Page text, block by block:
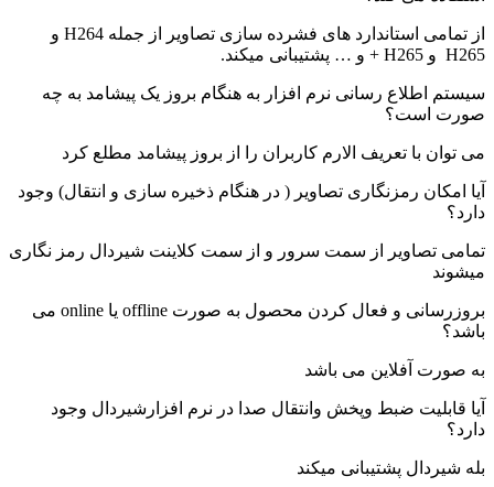
از تمامی استاندارد های فشرده سازی تصاویر از جمله H264 و
H265 و H265 + و … پشتیبانی میکند.
سیستم اطلاع رسانی نرم افزار به هنگام بروز یک پیشامد به چه
صورت است؟
می توان با تعریف الارم کاربران را از بروز پیشامد مطلع کرد
آیا امکان رمزنگاری تصاویر ( در هنگام ذخیره سازی و انتقال) وجود
دارد؟
تمامی تصاویر از سمت سرور و از سمت کلاینت شیردال رمز نگاری
میشوند
بروزرسانی و فعال کردن محصول به صورت offline یا online می
باشد؟
به صورت آفلاین می باشد
آیا قابلیت ضبط وپخش وانتقال صدا در نرم افزارشیردال وجود
دارد؟
بله شیردال پشتیبانی میکند